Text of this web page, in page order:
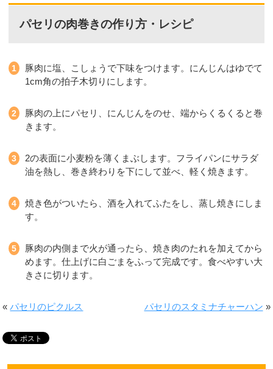
パセリの肉巻きの作り方・レシピ
豚肉に塩、こしょうで下味をつけます。にんじんはゆでて
1cm角の拍子木切りにします。
豚肉の上にパセリ、にんじんをのせ、端からくるくると巻
きます。
2の表面に小麦粉を薄くまぶします。フライパンにサラダ
油を熱し、巻き終わりを下にして並べ、軽く焼きます。
焼き色がついたら、酒を入れてふたをし、蒸し焼きにしま
す。
豚肉の内側まで火が通ったら、焼き肉のたれを加えてから
めます。仕上げに白ごまをふって完成です。食べやすい大
きさに切ります。
«パセリのピクルス パセリのスタミナチャーハン »